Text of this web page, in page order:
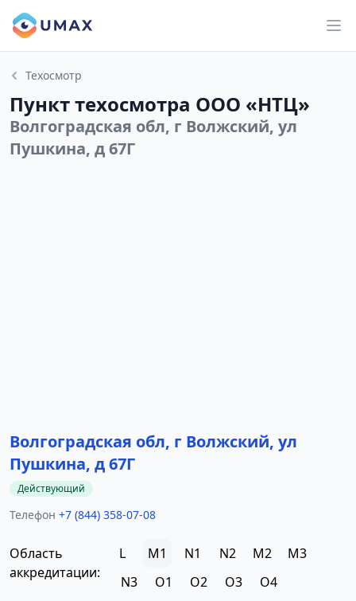
Техосмотр
Пункт техосмотра ООО «НТЦ»
Волгоградская обл, г Волжский, ул
Пушкина, д 67Г
Волгоградская обл, г Волжский, ул
Пушкина, д 67Г
Действующий
Телефон +7 (844) 358-07-08
Область
аккредитации:
L M1 N1 N2 M2
M3
N3
O1 O2 O3 O4